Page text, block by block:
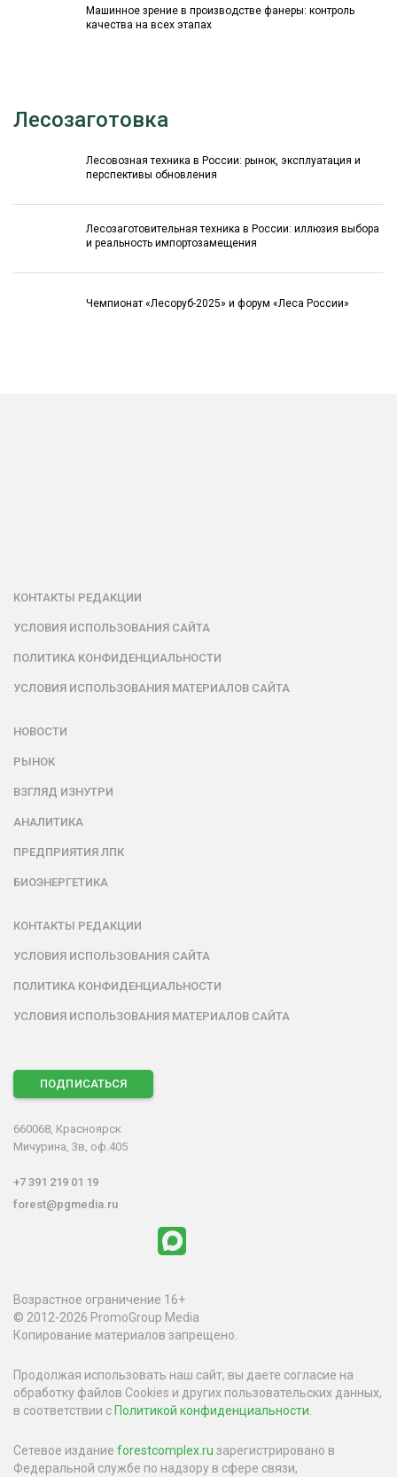
Машинное зрение в производстве фанеры: контроль
качества на всех этапах
Лесозаготовка
Лесовозная техника в России: рынок, эксплуатация и
перспективы обновления
Лесозаготовительная техника в России: иллюзия выбора
и реальность импортозамещения
Чемпионат «Лесоруб-2025» и форум «Леса России»
КОНТАКТЫ РЕДАКЦИИ
УСЛОВИЯ ИСПОЛЬЗОВАНИЯ САЙТА
ПОЛИТИКА КОНФИДЕНЦИАЛЬНОСТИ
УСЛОВИЯ ИСПОЛЬЗОВАНИЯ МАТЕРИАЛОВ САЙТА
НОВОСТИ
РЫНОК
ВЗГЛЯД ИЗНУТРИ
АНАЛИТИКА
ПРЕДПРИЯТИЯ ЛПК
БИОЭНЕРГЕТИКА
КОНТАКТЫ РЕДАКЦИИ
УСЛОВИЯ ИСПОЛЬЗОВАНИЯ САЙТА
ПОЛИТИКА КОНФИДЕНЦИАЛЬНОСТИ
УСЛОВИЯ ИСПОЛЬЗОВАНИЯ МАТЕРИАЛОВ САЙТА
ПОДПИСАТЬСЯ
660068, Красноярск
Мичурина, 3в, оф.405
+7 391 219 01 19
forest@pgmedia.ru
Возрастное ограничение 16+
© 2012-2026 PromoGroup Media
Копирование материалов запрещено.
Продолжая использовать наш сайт, вы даете согласие на
обработку файлов Cookies и других пользовательских данных,
в соответствии сПолитикой конфиденциальности
Сетевое издание forestcomplex.ru зарегистрировано в
Федеральной службе по надзору в сфере связи,